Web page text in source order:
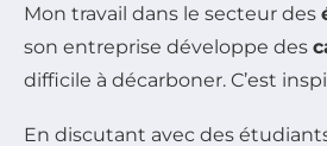
Mon travail dans le secteur des
son entreprise développe des
difficile à décarboner. C’est
En discutant avec des